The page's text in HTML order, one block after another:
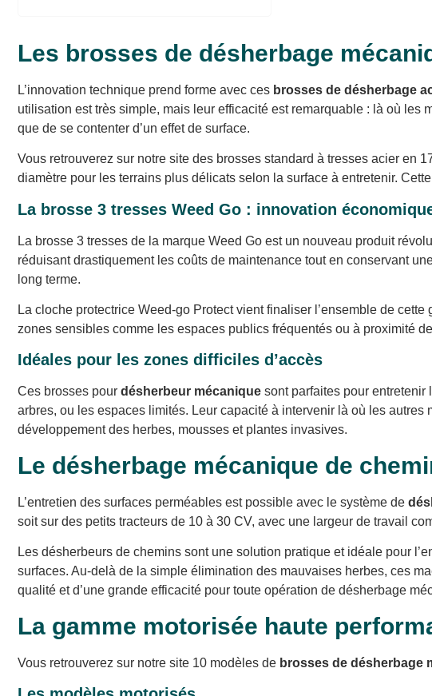
Les brosses de désherbage
L’innovation technique prend forme avec ces brosses de désherbage
utilisation est très simple, mais leur efficacité est remarquable : là où
que de se contenter d’un effet de surface.
Vous retrouverez sur notre site des brosses standard à tresses acier en
diamètre pour les terrains plus délicats selon la surface à entretenir.
La brosse 3 tresses Weed Go : innovation
La brosse 3 tresses de la marque Weed Go est un nouveau produit
réduisant drastiquement les coûts de maintenance tout en conservant
long terme.
La cloche protectrice Weed-go Protect vient finaliser l’ensemble de
zones sensibles comme les espaces publics fréquentés ou à proximité
Idéales pour les zones difficiles d’accès
Ces brosses pour désherbeur mécanique sont parfaites pour entretenir
arbres, ou les espaces limités. Leur capacité à intervenir là où les
développement des herbes, mousses et plantes invasives.
Le désherbage mécanique de
L’entretien des surfaces perméables est possible avec le système de
soit sur des petits tracteurs de 10 à 30 CV, avec une largeur de travail
Les désherbeurs de chemins sont une solution pratique et idéale pour
surfaces. Au-delà de la simple élimination des mauvaises herbes, ces
qualité et d’une grande efficacité pour toute opération de désherbage
La gamme motorisée haute
Vous retrouverez sur notre site 10 modèles de brosses de désherbage